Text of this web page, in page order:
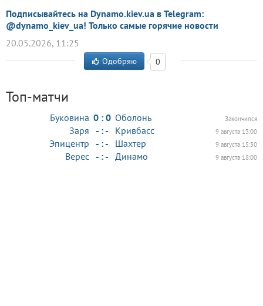
Подписывайтесь на Dynamo.kiev.ua в Telegram:
@dynamo_kiev_ua! Только самые горячие новости
20.05.2026, 11:25
Одобряю 0
Топ-матчи
Буковина Оболонь
0 : 0 Закончился
Заря Кривбасс
- : - 9 августа 13:00
Эпицентр Шахтер
- : - 9 августа 15:30
Верес Динамо
- : - 9 августа 18:00